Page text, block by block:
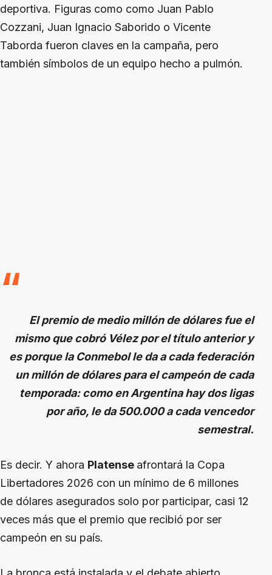
deportiva. Figuras como como Juan Pablo
Cozzani, Juan Ignacio Saborido o Vicente
Taborda fueron claves en la campaña, pero
también símbolos de un equipo hecho a pulmón.
El premio de medio millón de dólares fue el
mismo que cobró Vélez por el título anterior y
es porque la Conmebol le da a cada federación
un millón de dólares para el campeón de cada
temporada: como en Argentina hay dos ligas
por año, le da 500.000 a cada vencedor
semestral.
Es decir. Y ahora Platense afrontará la Copa
Libertadores 2026 con un mínimo de 6 millones
de dólares asegurados solo por participar, casi 12
veces más que el premio que recibió por ser
campeón en su país.